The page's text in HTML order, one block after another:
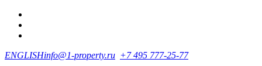
ENGLISHinfo@1-property.ru +7 495 777-25-77